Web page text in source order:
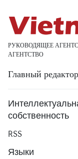
РУКОВОДЯЩЕЕ
АГЕНТСТВО
Главный
собственность
RSS
Языки